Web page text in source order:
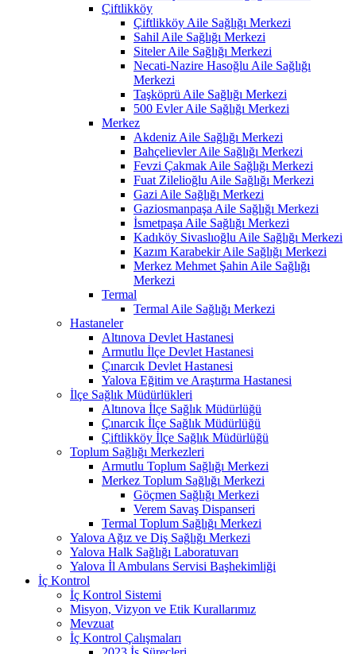
Çiftlikköy
Çiftlikköy Aile Sağlığı Merkezi
Sahil Aile Sağlığı Merkezi
Siteler Aile Sağlığı Merkezi
Necati-Nazire Hasoğlu Aile Sağlığı
Merkezi
Taşköprü Aile Sağlığı Merkezi
500 Evler Aile Sağlığı Merkezi
Merkez
Akdeniz Aile Sağlığı Merkezi
Bahçelievler Aile Sağlığı Merkezi
Fevzi Çakmak Aile Sağlığı Merkezi
Fuat Zilelioğlu Aile Sağlığı Merkezi
Gazi Aile Sağlığı Merkezi
Gaziosmanpaşa Aile Sağlığı Merkezi
İsmetpaşa Aile Sağlığı Merkezi
Kadıköy Sivaslıoğlu Aile Sağlığı Merkezi
Kazım Karabekir Aile Sağlığı Merkezi
Merkez Mehmet Şahin Aile Sağlığı
Merkezi
Termal
Termal Aile Sağlığı Merkezi
Hastaneler
Altınova Devlet Hastanesi
Armutlu İlçe Devlet Hastanesi
Çınarcık Devlet Hastanesi
Yalova Eğitim ve Araştırma Hastanesi
İlçe Sağlık Müdürlükleri
Altınova İlçe Sağlık Müdürlüğü
Çınarcık İlçe Sağlık Müdürlüğü
Çiftlikköy İlçe Sağlık Müdürlüğü
Toplum Sağlığı Merkezleri
Armutlu Toplum Sağlığı Merkezi
Merkez Toplum Sağlığı Merkezi
Göçmen Sağlığı Merkezi
Verem Savaş Dispanseri
Termal Toplum Sağlığı Merkezi
Yalova Ağız ve Diş Sağlığı Merkezi
Yalova Halk Sağlığı Laboratuvarı
Yalova İl Ambulans Servisi Başhekimliği
İç Kontrol
İç Kontrol Sistemi
Misyon, Vizyon ve Etik Kurallarımız
Mevzuat
İç Kontrol Çalışmaları